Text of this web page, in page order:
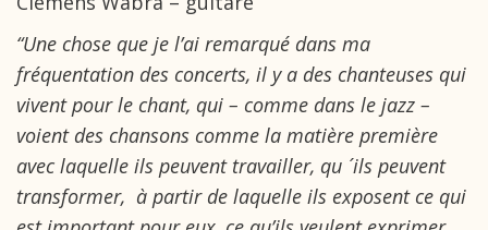
“Une chose que je l’ai remarqué dans ma
fréquentation des concerts, il y a des chanteuses qui
vivent pour le chant, qui – comme dans le jazz –
voient des chansons comme la matière première
avec laquelle ils peuvent travailler, qu ´ ils peuvent
transformer, à partir de laquelle ils exposent ce qui